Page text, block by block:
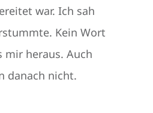
war. Ich sah
Kein Wort
mir heraus. Auch
danach nicht.